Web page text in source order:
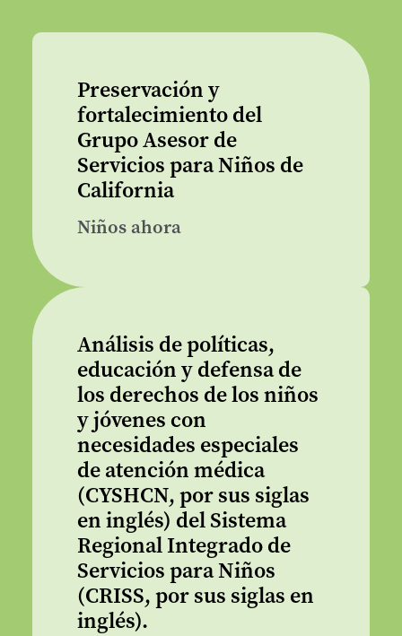
Preservación y
fortalecimiento del
Grupo Asesor de
Servicios para Niños de
California
Niños ahora
Análisis de políticas,
educación y defensa de
los derechos de los niños
y jóvenes con
necesidades especiales
de atención médica
(CYSHCN, por sus siglas
en inglés) del Sistema
Regional Integrado de
Servicios para Niños
(CRISS, por sus siglas en
inglés).